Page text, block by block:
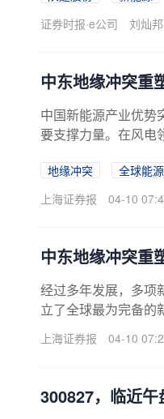
证券时报·e公司
刘灿邦
中东地缘冲突重
中国新能源产业优势
要支撑力量。在风电
地缘冲突 全球能
上海证券报
04-10
中东地缘冲突重
经过多年发展，多项
立了全球最为完备的
上海证券报 04-10
300827，临近